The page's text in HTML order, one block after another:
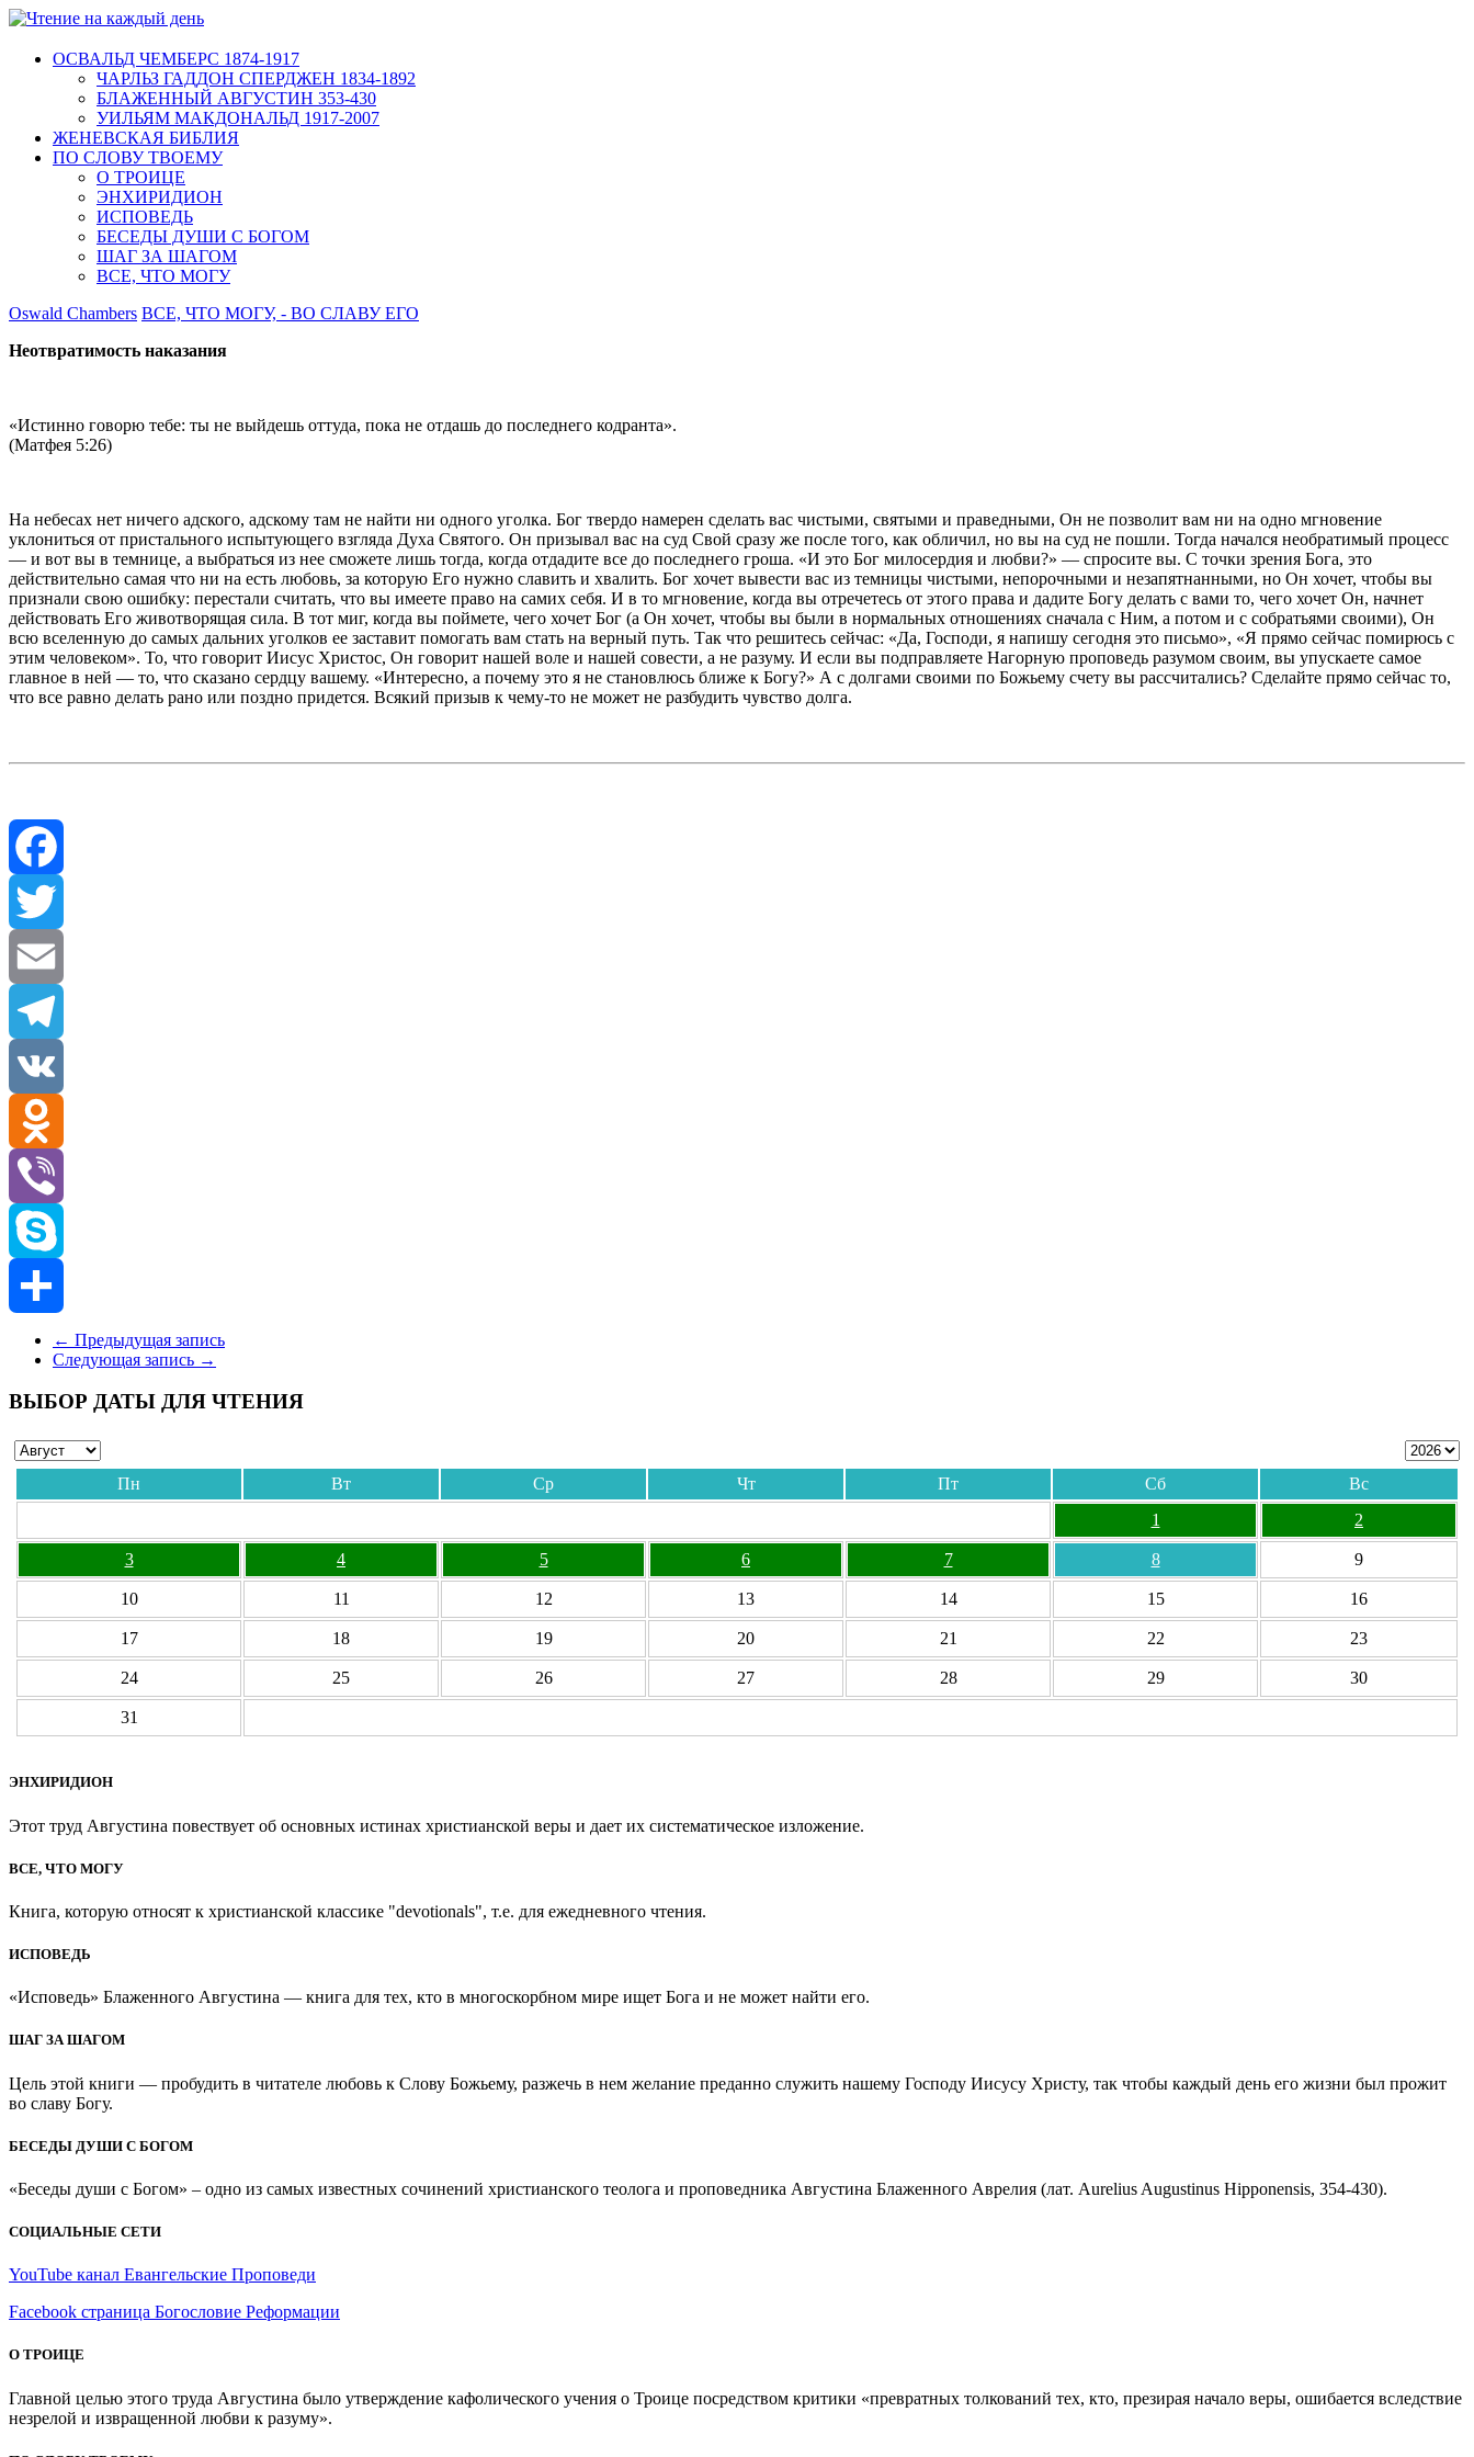
ОСВАЛЬД ЧЕМБЕРС 1874-1917
ЧАРЛЬЗ ГАДДОН СПЕРДЖЕН 1834-1892
БЛАЖЕННЫЙ АВГУСТИН 353-430
УИЛЬЯМ МАКДОНАЛЬД 1917-2007
ЖЕНЕВСКАЯ БИБЛИЯ
ПО СЛОВУ ТВОЕМУ
О ТРОИЦЕ
ЭНХИРИДИОН
ИСПОВЕДЬ
БЕСЕДЫ ДУШИ С БОГОМ
ШАГ ЗА ШАГОМ
ВСЕ, ЧТО МОГУ
Oswald Chambers ВСЕ, ЧТО МОГУ, - ВО СЛАВУ ЕГО
Неотвратимость наказания
«Истинно говорю тебе: ты не выйдешь оттуда, пока не отдашь до последнего кодранта».
(Матфея 5:26)
На небесах нет ничего адского, адскому там не найти ни одного уголка. Бог твердо намерен сделать вас чистыми, святыми и праведными, Он не позволит вам ни на одно мгновение
уклониться от пристального испытующего взгляда Духа Святого. Он призывал вас на суд Свой сразу же после того, как обличил, но вы на суд не пошли. Тогда начался необратимый процесс
— и вот вы в темнице, а выбраться из нее сможете лишь тогда, когда отдадите все до последнего гроша. «И это Бог милосердия и любви?» — спросите вы. С точки зрения Бога, это
действительно самая что ни на есть любовь, за которую Его нужно славить и хвалить. Бог хочет вывести вас из темницы чистыми, непорочными и незапятнанными, но Он хочет, чтобы вы
признали свою ошибку: перестали считать, что вы имеете право на самих себя. И в то мгновение, когда вы отречетесь от этого права и дадите Богу делать с вами то, чего хочет Он, начнет
действовать Его животворящая сила. В тот миг, когда вы поймете, чего хочет Бог (а Он хочет, чтобы вы были в нормальных отношениях сначала с Ним, а потом и с собратьями своими), Он
всю вселенную до самых дальних уголков ее заставит помогать вам стать на верный путь. Так что решитесь сейчас: «Да, Господи, я напишу сегодня это письмо», «Я прямо сейчас помирюсь с
этим человеком». То, что говорит Иисус Христос, Он говорит нашей воле и нашей совести, а не разуму. И если вы подправляете Нагорную проповедь разумом своим, вы упускаете самое
главное в ней — то, что сказано сердцу вашему. «Интересно, а почему это я не становлюсь ближе к Богу?» А с долгами своими по Божьему счету вы рассчитались? Сделайте прямо сейчас то,
что все равно делать рано или поздно придется. Всякий призыв к чему-то не может не разбудить чувство долга.
Facebook
Twitter
Email
Telegram
VK
Odnoklassniki
Viber
Skype
Отправить
← Предыдущая запись
Следующая запись →
ВЫБОР ДАТЫ ДЛЯ ЧТЕНИЯ
Пн Вт Ср Чт Пт Сб
Вс
1
2
3 4 5 6 7 8 9
10 11 12 13 14 15 16
17 18 19 20 21 22 23
24 25 26 27 28 29 30
31
ЭНХИРИДИОН
Этот труд Августина повествует об основных истинах христианской веры и дает их систематическое изложение.
ВСЕ, ЧТО МОГУ
Книга, которую относят к христианской классике "devotionals", т.е. для ежедневного чтения.
ИСПОВЕДЬ
«Исповедь» Блаженного Августина — книга для тех, кто в многоскорбном мире ищет Бога и не может найти его.
ШАГ ЗА ШАГОМ
Цель этой книги — пробудить в читателе любовь к Слову Божьему, разжечь в нем желание преданно служить нашему Господу Иисусу Христу, так чтобы каждый день его жизни был прожит
во славу Богу.
БЕСЕДЫ ДУШИ С БОГОМ
«Беседы души с Богом» – одно из самых известных сочинений христианского теолога и проповедника Августина Блаженного Аврелия (лат. Aurelius Augustinus Hipponensis, 354-430).
СОЦИАЛЬНЫЕ СЕТИ
YouTube канал Евангельские Проповеди
Facebook страница Богословие Реформации
О ТРОИЦЕ
Главной целью этого труда Августина было утверждение кафолического учения о Троице посредством критики «превратных толкований тех, кто, презирая начало веры, ошибается вследствие
незрелой и извращенной любви к разуму».